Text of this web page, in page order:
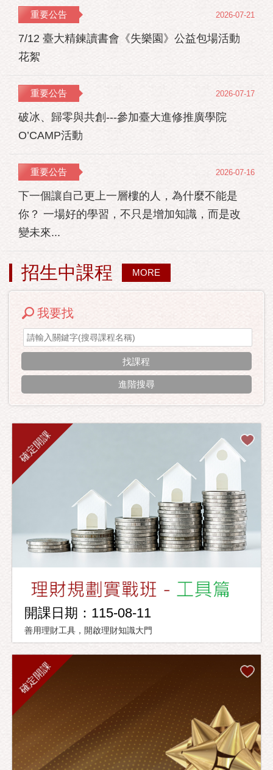
重要公告
7/12 臺大精鍊讀書會《失樂園》公益包場活動
花絮
2026-07-21
重要公告
破冰、歸零與共創---參加臺大進修推廣學院
O’CAMP活動
2026-07-17
重要公告
下一個讓自己更上一層樓的人，為什麼不能是
你？ 一場好的學習，不只是增加知識，而是改
變未來...
2026-07-16
招生中課程 MORE
我要找
進階搜尋
確定開課
開課日期：115-08-11
善用理財工具，開啟理財知識大門
確定開課